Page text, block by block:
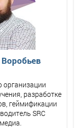
организации
разработке
геймификации
SRC